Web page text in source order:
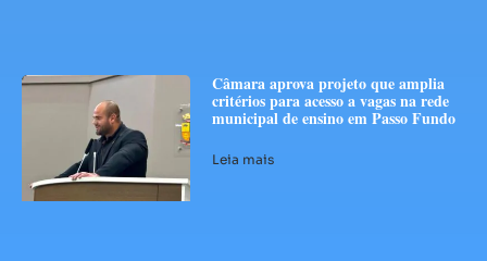
Câmara aprova projeto que amplia
critérios para acesso a vagas na rede
municipal de ensino em Passo Fundo
Leia mais